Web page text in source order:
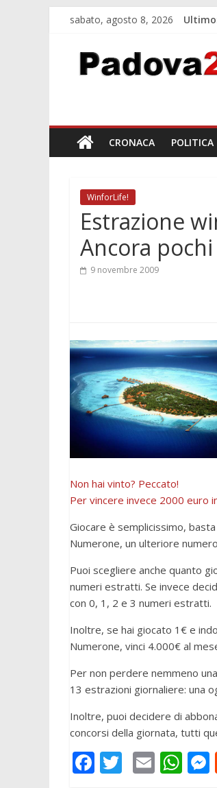
sabato, agosto 8, 2026
CRONACA POLITICA
WinforLife!
Estrazione
Ancora
9 novembre 2009
Non hai vinto? Peccato!
Per vincere invece 2000 euro
Giocare è semplicissimo,
Numerone, un ulteriore
Puoi scegliere anche quanto
numeri estratti. Se invece
con 0, 1, 2 e 3 numeri estratti.
Inoltre, se hai giocato 1€ e
Numerone, vinci 4.000€ al
Per non perdere nemmeno
13 estrazioni giornaliere: una
Inoltre, puoi decidere di
concorsi della giornata, tutti
F T E W